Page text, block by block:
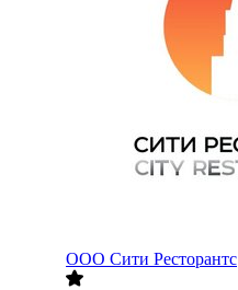
ООО Сити Ресторантс